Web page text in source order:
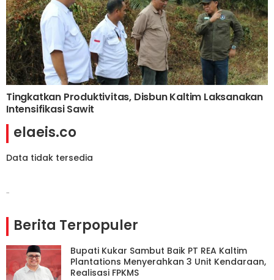
Tingkatkan Produktivitas, Disbun Kaltim Laksanakan
Intensifikasi Sawit
elaeis.co
Data tidak tersedia
-
Berita Terpopuler
Bupati Kukar Sambut Baik PT REA Kaltim
Plantations Menyerahkan 3 Unit Kendaraan,
Realisasi FPKMS